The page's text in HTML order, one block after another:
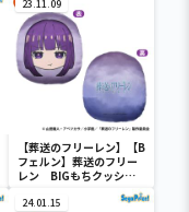
23.11.09
【葬送のフリーレン】【B
フェルン】葬送のフリー
レン BIGもちクッショ
24.01.15